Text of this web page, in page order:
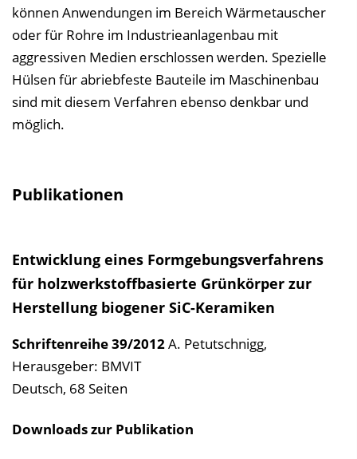
können Anwendungen im Bereich Wärmetauscher
oder für Rohre im Industrieanlagenbau mit
aggressiven Medien erschlossen werden. Spezielle
Hülsen für abriebfeste Bauteile im Maschinenbau
sind mit diesem Verfahren ebenso denkbar und
möglich.
Publikationen
Entwicklung eines Formgebungsverfahrens
für holzwerkstoffbasierte Grünkörper zur
Herstellung biogener SiC-Keramiken
Schriftenreihe39/2012A. Petutschnigg,
Herausgeber: BMVIT
Deutsch, 68 Seiten
Downloads zur Publikation